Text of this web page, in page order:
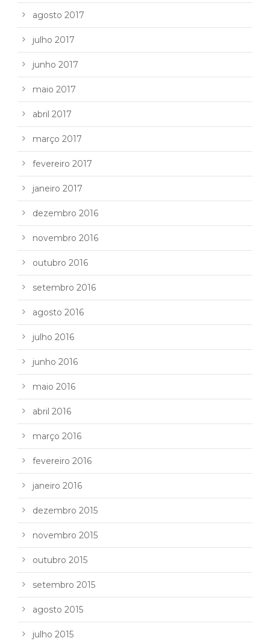
agosto 2017
julho 2017
junho 2017
maio 2017
abril 2017
março 2017
fevereiro 2017
janeiro 2017
dezembro 2016
novembro 2016
outubro 2016
setembro 2016
agosto 2016
julho 2016
junho 2016
maio 2016
abril 2016
março 2016
fevereiro 2016
janeiro 2016
dezembro 2015
novembro 2015
outubro 2015
setembro 2015
agosto 2015
julho 2015